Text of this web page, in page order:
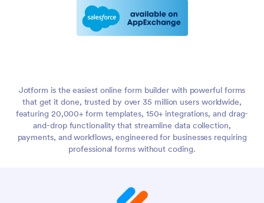
Jotform is the easiest online form builder with powerful forms
that get it done, trusted by over 35 million users worldwide,
featuring 20,000+ form templates, 150+ integrations, and drag-
and-drop functionality that streamline data collection,
payments, and workflows, engineered for businesses requiring
professional forms without coding.